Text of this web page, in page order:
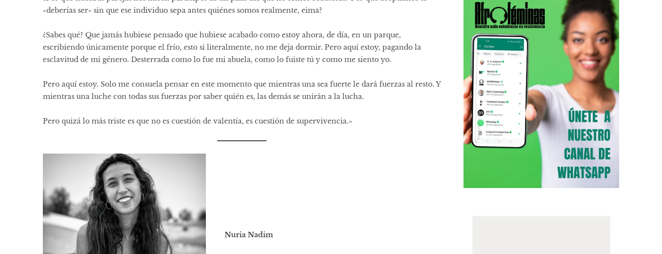
«deberías ser» sin que ese individuo sepa antes quiénes somos realmente, eima?
¿Sabes qué? Que jamás hubiese pensado que hubiese acabado como estoy ahora, de día, en un parque,
escribiendo únicamente porque el frío, esto si literalmente, no me deja dormir. Pero aquí estoy, pagando la
esclavitud de mi género. Desterrada como lo fue mi abuela, como lo fuiste tú y como me siento yo.
Pero aquí estoy. Solo me consuela pensar en este momento que mientras una sea fuerte le dará fuerzas al resto. Y
mientras una luche con todas sus fuerzas por saber quién es, las demás se unirán a la lucha.
Pero quizá lo más triste es que no es cuestión de valentía, es cuestión de supervivencia.»
Nuria Nadim